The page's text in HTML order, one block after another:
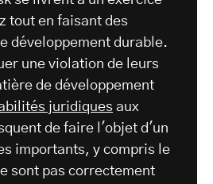
tout en faisant des
développement durable.
une violation de leurs
de développement
juridiques aux
de faire l'objet d'un
importants, y compris le
sont pas correctement